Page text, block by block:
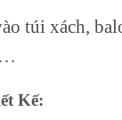
túi xách,
Kế: